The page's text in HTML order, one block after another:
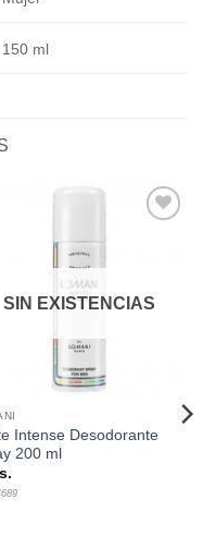
150 ml
SIN EXISTENCIAS
Intense Desodorante
200 ml